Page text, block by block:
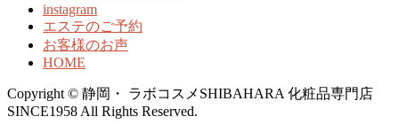
instagram
エステのご予約
お客様のお声
HOME
Copyright © 静岡・ ラボコスメSHIBAHARA 化粧品専門店
SINCE1958 All Rights Reserved.